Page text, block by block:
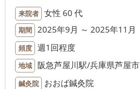
来院者 女性 60 代
期間 2025年9月 ～ 2025年11月
頻度 週1回程度
地域 阪急芦屋川駅/兵庫県芦屋市
鍼灸院 おおば鍼灸院